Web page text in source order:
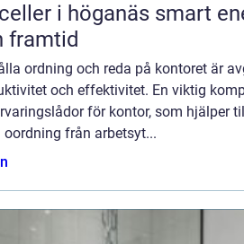
höganäs smart energi för kustklimat
framtid
ordning och reda på kontoret är
och effektivitet. En viktig
för kontor, som hjälper
oordning från arbetsyt...